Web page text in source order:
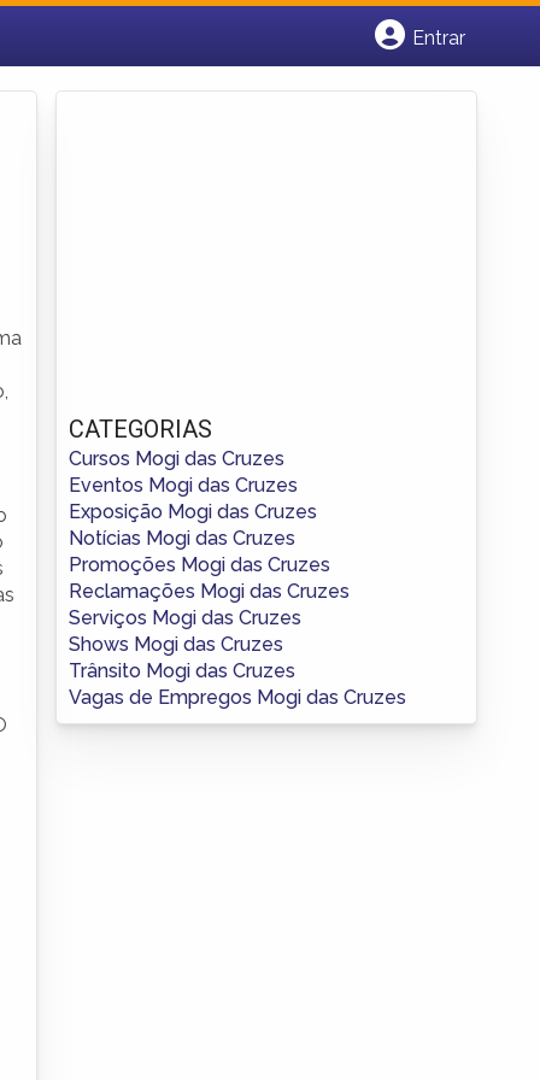
Entrar
CATEGORIAS
Cursos Mogi das Cruzes
Eventos Mogi das Cruzes
Exposição Mogi das Cruzes
Notícias Mogi das Cruzes
Promoções Mogi das Cruzes
Reclamações Mogi das Cruzes
Serviços Mogi das Cruzes
Shows Mogi das Cruzes
Trânsito Mogi das Cruzes
Vagas de Empregos Mogi das Cruzes